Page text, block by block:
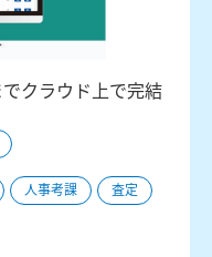
クラウド上で完結
人事考課 査定